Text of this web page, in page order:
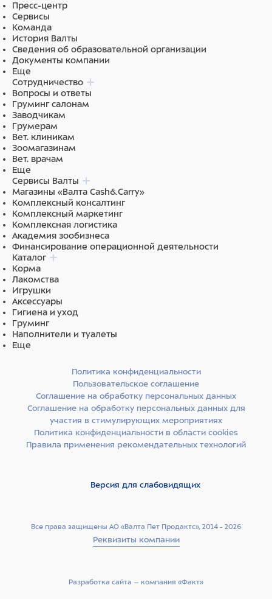
Пресс-центр
Сервисы
Команда
История Валты
Сведения об образовательной организации
Документы компании
Еще
Сотрудничество
Вопросы и ответы
Груминг салонам
Заводчикам
Грумерам
Вет. клиникам
Зоомагазинам
Вет. врачам
Еще
Сервисы Валты
Магазины «Валта Cash&Carry»
Комплексный консалтинг
Комплексный маркетинг
Комплексная логистика
Академия зообизнеса
Финансирование операционной деятельности
Каталог
Корма
Лакомства
Игрушки
Аксессуары
Гигиена и уход
Груминг
Наполнители и туалеты
Еще
Все права защищены АО «Валта Пет Продактс», 2014 - 2026
Реквизиты компании
Политика конфиденциальности
Пользовательское соглашение
Соглашение на обработку персональных данных
Соглашение на обработку персональных данных для
участия в стимулирующих мероприятиях
Политика конфиденциальности в области cookies
Правила применения рекомендательных технологий
Версия для слабовидящих
Разработка сайта –­ компания «Факт»